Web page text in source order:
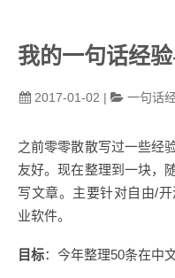
我的一句话经
2017-01-02 | 一句话
之前零零散散写过一些经
友好。现在整理到一块，
写文章。主要针对自由/
业软件。
目标：今年整理50条在中